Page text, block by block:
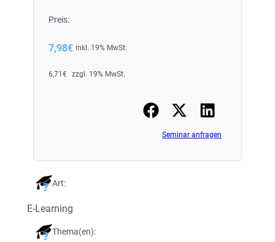
Preis:
7,98€ inkl. 19% MwSt.
6,71 € zzgl. 19% MwSt.
Seminar anfragen
Art:
E-Learning
Thema(en):